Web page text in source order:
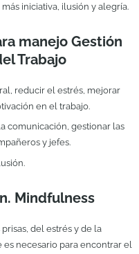
iniciativa, ilusión y alegría.
manejo Gestión
Trabajo
reducir el estrés, mejorar
en el trabajo.
comunicación, gestionar las
y jefes.
Mindfulness
del estrés y de la
es necesario para encontrar el